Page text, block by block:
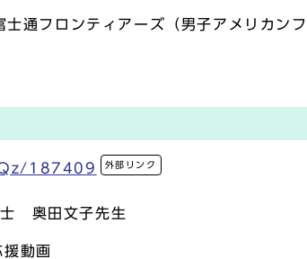
通フロンティアーズ（男子アメリカン
187409 外部リンク
士 奥田文子先生
動画